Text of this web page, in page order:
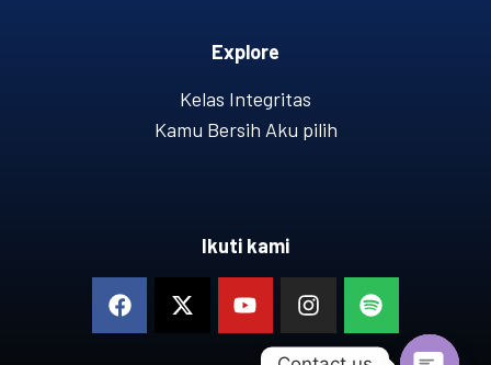
Explore
Kelas Integritas
Kamu Bersih Aku pilih
Ikuti kami